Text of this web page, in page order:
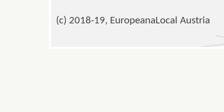
(c) 2018-19, EuropeanaLocal Austria